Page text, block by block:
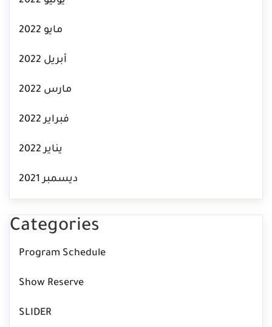
مايو 2022
أبريل 2022
مارس 2022
فبراير 2022
يناير 2022
ديسمبر 2021
Categories
Program Schedule
Show Reserve
SLIDER